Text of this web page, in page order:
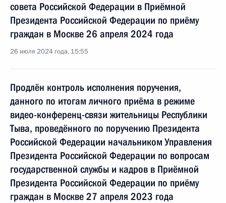
совета Российской Федерации в Приёмной
Президента Российской Федерации по приёму
граждан в Москве 26 апреля 2024 года
26 июля 2024 года, 15:55
Продлён контроль исполнения поручения,
данного по итогам личного приёма в режиме
видео-конференц-связи жительницы Республики
Тыва, проведённого по поручению Президента
Российской Федерации начальником Управления
Президента Российской Федерации по вопросам
государственной службы и кадров в Приёмной
Президента Российской Федерации по приёму
граждан в Москве 27 апреля 2023 года